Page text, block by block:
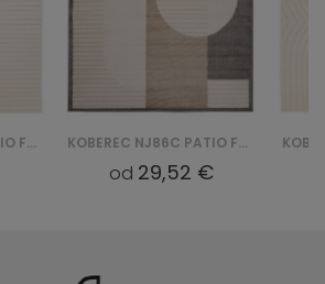
KOBEREC NM72A PATIO FGE - KREMOWY KOBEREC NJ86C PATIO FGE - KREMOWY
od 29,52 €